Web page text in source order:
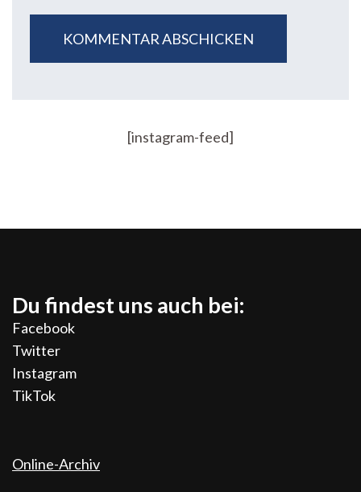
[instagram-feed]
Du findest uns auch bei:
Facebook
Twitter
Instagram
TikTok
Online-Archiv